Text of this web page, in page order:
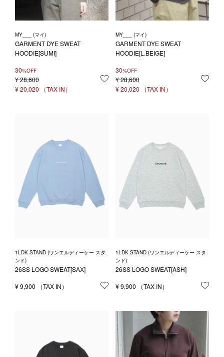
MY___ (マイ)
GARMENT DYE SWEAT
HOODIE[SUMI]
30%OFF
¥28,600
¥20,020
お気に入りに登録する
MY___ (マイ)
GARMENT DYE SWEAT
HOODIE[L.BEIGE]
30%OFF
¥28,600
¥20,020
1LDK STAND (ワンエルディーケー スタ
ンド)
26SS LOGO SWEAT[SAX]
¥9,900 お気に入りに登録する
1LDK STAND (ワンエルディーケー スタ
ンド)
26SS LOGO SWEAT[ASH]
¥9,900